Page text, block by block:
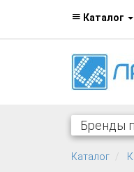
Каталог
Бренды
Каталог